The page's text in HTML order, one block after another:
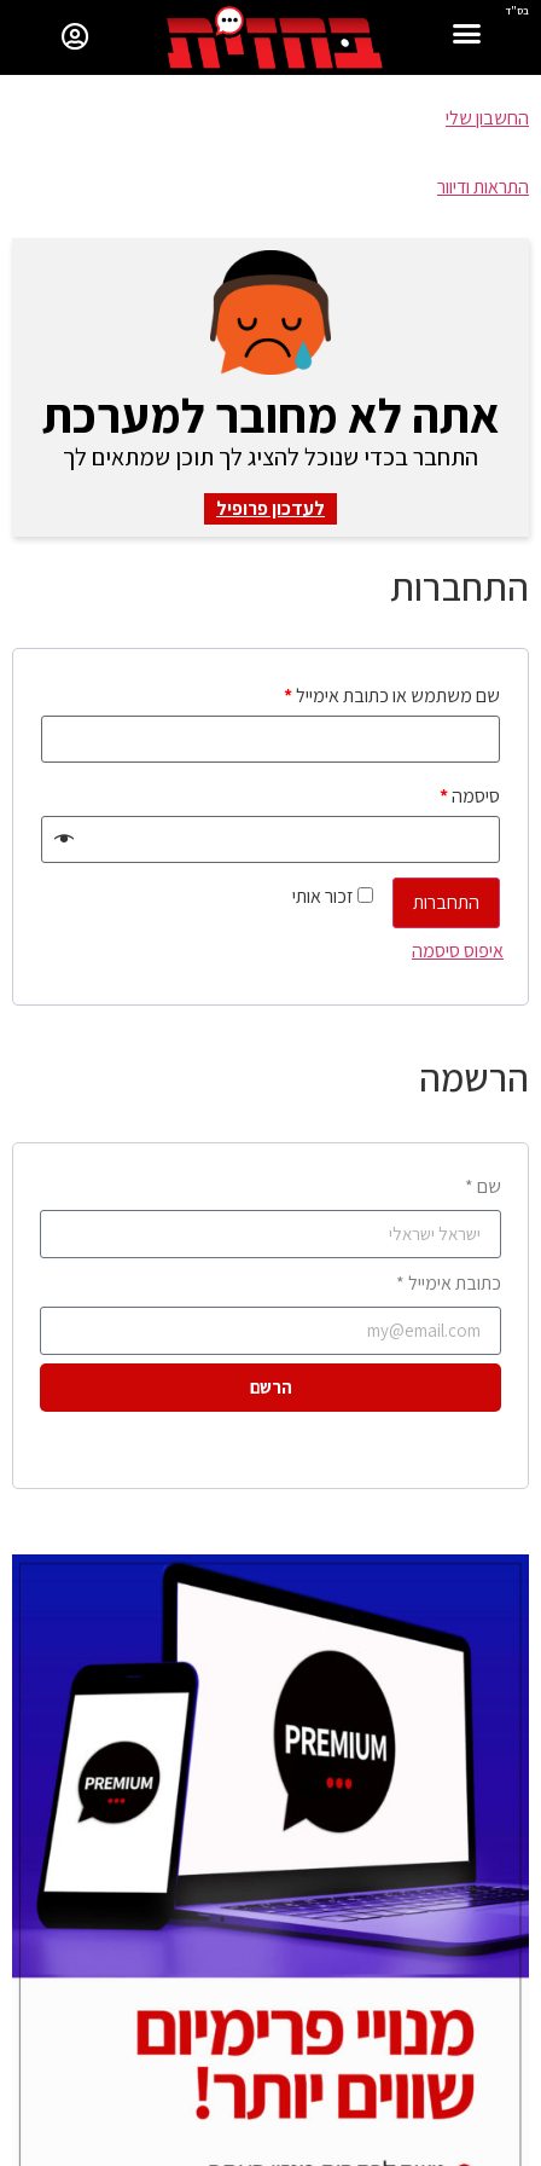
בס"ד
החשבון שלי
התראות ודיוור
אתה לא מחובר למערכת
התחבר בכדי שנוכל להציג לך תוכן שמתאים לך
לעדכון פרופיל
התחברות
שם משתמש או כתובת אימייל*
סיסמה*
זכור אותי
התחברות
איפוס סיסמה
הרשמה
שם *
כתובת אימייל *
הרשם